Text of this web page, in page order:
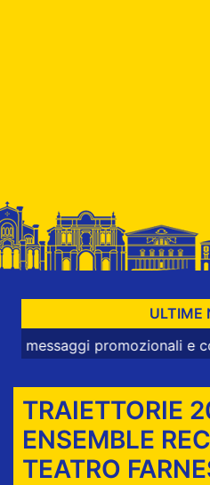
ULTIME
promozionali e
TRAIETTORIE
ENSEMBLE
TEATRO